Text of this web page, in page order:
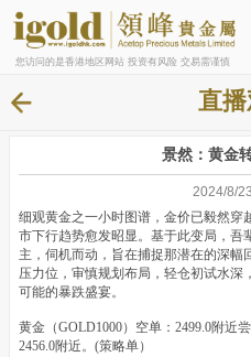
您访问的是香港地区网站 投资有风险 交易需谨慎
直
景然：黄金
2024/8/
细观黄金之一小时图谱，金价已毅然穿
市下行趋势愈发昭显。基于此变局，吾
主，伺机而动，旨在捕捉那潜在的深幅
压力位，审慎规划布局，轻仓初试水深
可能的暴跌盛宴。
黄金（GOLD1000）空单：2499.0附近
2456.0附近。(策略单）